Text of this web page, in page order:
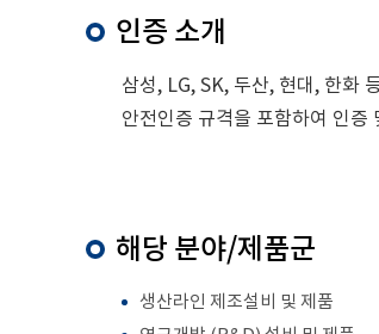
인증 소개
삼성, LG, SK, 두산, 현대, 한화
안전인증 규격을 포함하여 인증
해당 분야/제품군
생산라인 제조설비 및 제품